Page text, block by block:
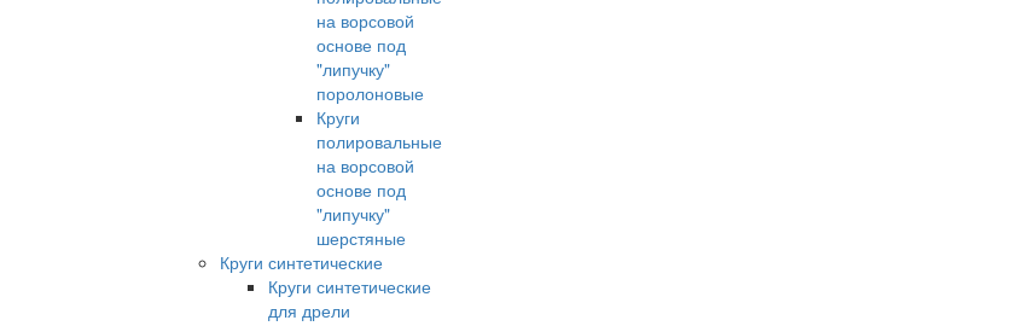
на ворсовой
основе под
"липучку"
поролоновые
Круги
полировальные
на ворсовой
основе под
"липучку"
шерстяные
Круги синтетические
Круги синтетические
для дрели